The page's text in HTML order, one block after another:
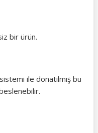
bir ürün.
ile donatılmış bu